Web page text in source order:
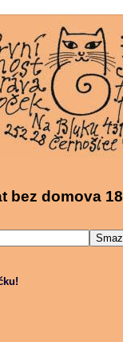
bez domova